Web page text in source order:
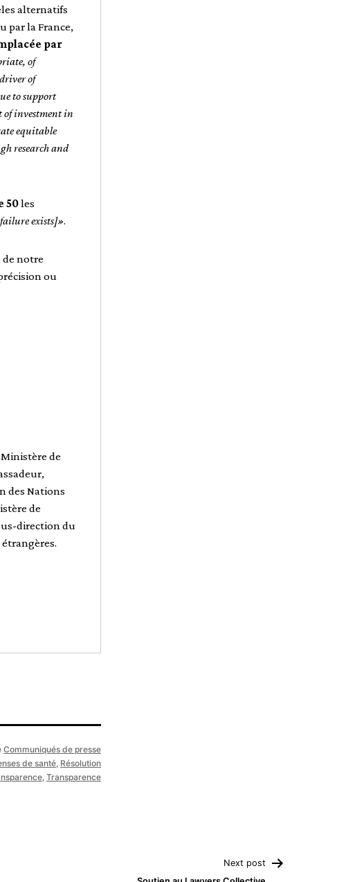
alternatifs
par la France,
par
of
of
to support
of investment in
equitable
research and
50les
exists]».
de notre
ou
de
des Nations
de
direction du
Communiqués de presse
de santé, Résolution
, Transparence
Next post